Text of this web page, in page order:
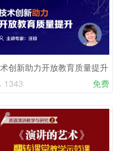
创新助力开放教育质量提升
1343
免费